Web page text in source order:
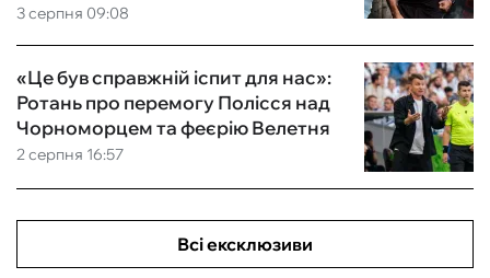
3 серпня 09:08
2 серпня 16:57
«Це був справжній іспит для нас»:
Ротань про перемогу Полісся над
Чорноморцем та феєрію Велетня
Всі ексклюзиви